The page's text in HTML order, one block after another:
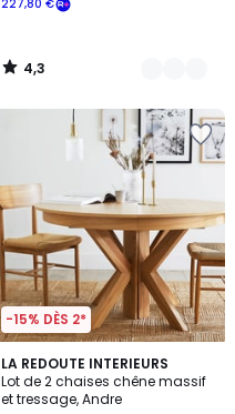
227,80 €
4,3
/
-15% DÈS 2*
LA REDOUTE INTERIEURS
Lot de 2 chaises chêne massif
et tressage, Andre
4,9
/ 5